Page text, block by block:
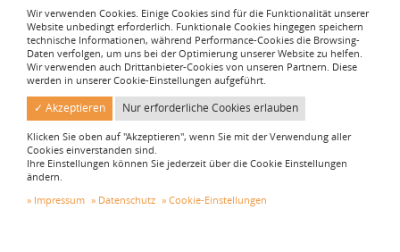
Zurück zur Übersicht
Schreinerei Wilden & Löhrer GmbH
Völlesbruchstraße 17
52152 Simmerath
schreinerei@wilden-loehrer.de
+49 2473 / 93 78 151
Rechtliches
Wir verwenden Cookies. Einige Cookies sind für die Funktionalität unserer
Website unbedingt erforderlich. Funktionale Cookies hingegen speichern
technische Informationen, während Performance-Cookies die Browsing-
Daten verfolgen, um uns bei der Optimierung unserer Website zu helfen.
Wir verwenden auch Drittanbieter-Cookies von unseren Partnern. Diese
werden in unserer Cookie-Einstellungen aufgeführt.
✓ Akzeptieren Nur erforderliche Cookies erlauben
Klicken Sie oben auf "Akzeptieren", wenn Sie mit der Verwendung aller
Cookies einverstanden sind.
Ihre Einstellungen können Sie jederzeit über die Cookie Einstellungen
ändern.
Impressum
Datenschutz Cookie-Einstellungen